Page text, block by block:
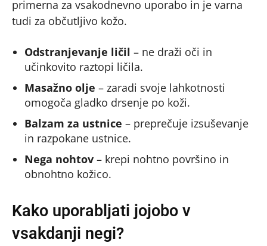
primerna za vsakodnevno uporabo in je varna
tudi za občutljivo kožo.
Odstranjevanje ličil – ne draži oči in
učinkovito raztopi ličila.
Masažno olje – zaradi svoje lahkotnosti
omogoča gladko drsenje po koži.
Balzam za ustnice – preprečuje izsuševanje
in razpokane ustnice.
Nega nohtov – krepi nohtno površino in
obnohtno kožico.
Kako uporabljati jojobo v
vsakdanji negi?